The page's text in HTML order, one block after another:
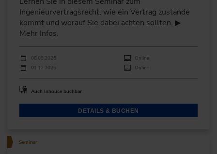
Ingenieurvertragsrecht, wie ein Vertrag zustande
kommt und worauf Sie dabei achten sollten. ▶
Mehr Infos.
Durchführungen
Veranstaltungsdatum
08.09.2026
Online
01.12.2026
Online
Auch Inhouse buchbar
DETAILS & BUCHEN
Seminar